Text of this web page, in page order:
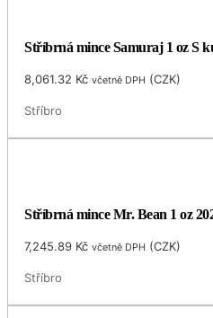
Stříbrná mince Samuraj 1 oz S
8,061.32 Kč včetně DPH (CZK)
Stříbro
Stříbrná mince Mr. Bean 1 oz
7,245.89 Kč včetně DPH (CZK)
Stříbro